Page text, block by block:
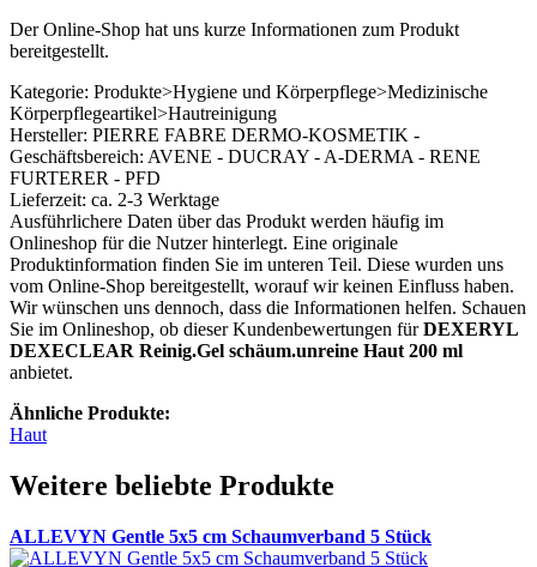
Der Online-Shop hat uns kurze Informationen zum Produkt
bereitgestellt.
Kategorie: Produkte>Hygiene und Körperpflege>Medizinische
Körperpflegeartikel>Hautreinigung
Hersteller: PIERRE FABRE DERMO-KOSMETIK -
Geschäftsbereich: AVENE - DUCRAY - A-DERMA - RENE
FURTERER - PFD
Lieferzeit: ca. 2-3 Werktage
Ausführlichere Daten über das Produkt werden häufig im
Onlineshop für die Nutzer hinterlegt. Eine originale
Produktinformation finden Sie im unteren Teil. Diese wurden uns
vom Online-Shop bereitgestellt, worauf wir keinen Einfluss haben.
Wir wünschen uns dennoch, dass die Informationen helfen. Schauen
Sie im Onlineshop, ob dieser Kundenbewertungen fürDEXERYL
DEXECLEAR Reinig.Gel schäum.unreine Haut 200 ml
anbietet.
Ähnliche Produkte:
Haut
Weitere beliebte Produkte
ALLEVYN Gentle 5x5 cm Schaumverband 5 Stück